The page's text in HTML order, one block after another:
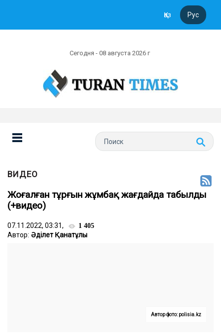
Қаз Рус
Сегодня - 08 августа 2026 г
ВИДЕО
Жоғалған тұрғын жұмбақ жағдайда табылды
(+видео)
07.11.2022, 03:31, 1 405
Автор: Әділет Қанатұлы
Автор фото: polisia.kz